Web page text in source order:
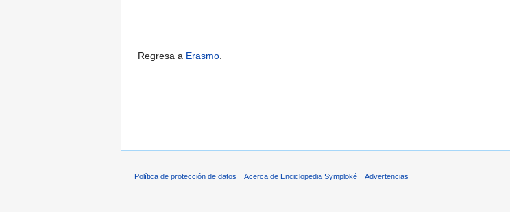
Regresa a Erasmo.
Política de protección de datos Acerca de Enciclopedia Symploké Advertencias